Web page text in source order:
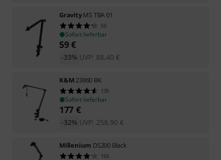
GravityMS TBA 01
56
Sofort lieferbar
59€
UVP: 88,40 €
-33%
K&M 23860 BK
139
Sofort lieferbar
177 €
UVP: 258,90 €
-32%
Millenium DS200 Black
163